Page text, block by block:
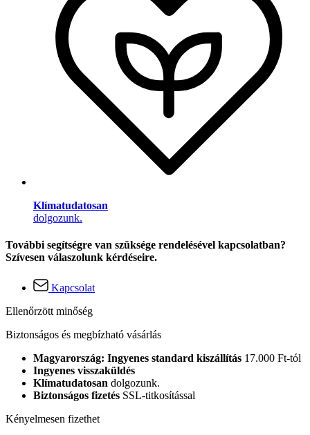
Klímatudatosan
dolgozunk.
További segítségre van szüksége rendelésével kapcsolatban?
Szívesen válaszolunk kérdéseire.
Kapcsolat
Ellenőrzött minőség
Biztonságos és megbízható vásárlás
Magyarország: Ingyenes standard kiszállítás 17.000 Ft-tól
Ingyenes visszaküldés
Klímatudatosan dolgozunk.
Biztonságos fizetés SSL-titkosítással
Kényelmesen fizethet